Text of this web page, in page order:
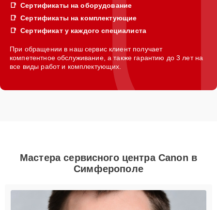
Сертификаты на оборудование
Сертификаты на комплектующие
Сертификат у каждого специалиста
При обращении в наш сервис клиент получает
компетентное обслуживание, а также гарантию до 3 лет на
все виды работ и комплектующих.
Мастера сервисного центра Canon в
Симферополе